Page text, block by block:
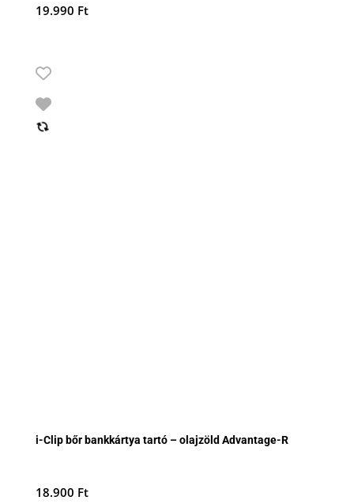
19.990 Ft
i-Clip bőr bankkártya tartó – olajzöld Advantage-R
18.900 Ft